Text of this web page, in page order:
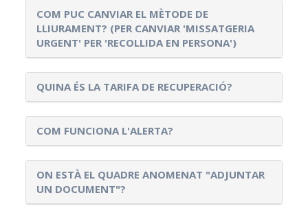
COM PUC CANVIAR EL MÈTODE DE
LLIURAMENT? (PER CANVIAR 'MISSATGERIA
URGENT' PER 'RECOLLIDA EN PERSONA')
QUINA ÉS LA TARIFA DE RECUPERACIÓ?
COM FUNCIONA L'ALERTA?
ON ESTÀ EL QUADRE ANOMENAT "ADJUNTAR
UN DOCUMENT"?